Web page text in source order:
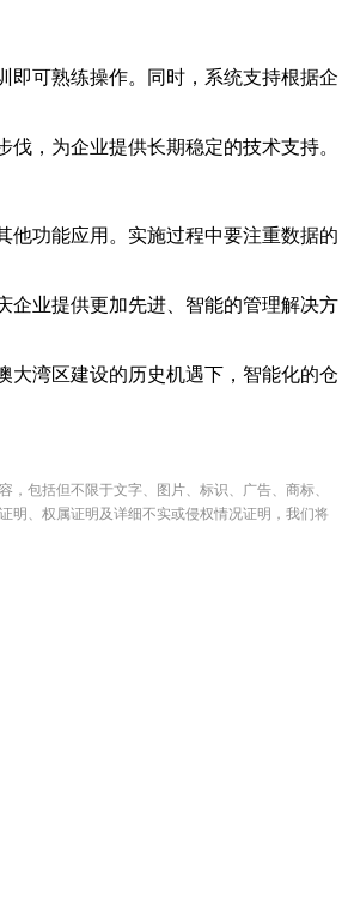
可熟练操作。同时，系统支持根据企
，为企业提供长期稳定的技术支持。
功能应用。实施过程中要注重数据的
业提供更加先进、智能的管理解决方
湾区建设的历史机遇下，智能化的仓
包括但不限于文字、图片、标识、广告、商标、
明、权属证明及详细不实或侵权情况证明，我们将